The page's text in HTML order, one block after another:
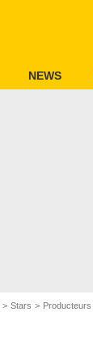
NEWS
Stars Producteurs